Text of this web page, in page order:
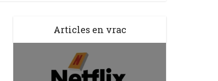
Articles en vrac